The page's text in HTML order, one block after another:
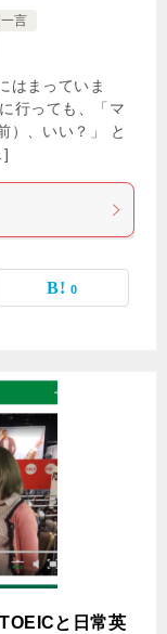
言
はまっていま
行っても、「マ
）、いい？」 と
0
と日常英